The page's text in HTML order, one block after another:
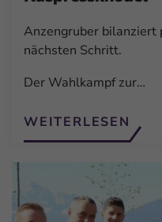
Anzengruber bilanziert
nächsten Schritt.
Der Wahlkampf zur…
WEITERLESEN